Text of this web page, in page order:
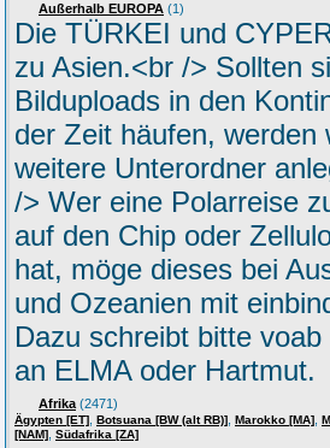
Außerhalb EUROPA (1)
Die TÜRKEI und
zu Asien.<br /> Sollten
Bilduploads in den
der Zeit häufen, werden
weitere Unterordner
/> Wer eine Polarreise
auf den Chip oder
hat, möge dieses bei
und Ozeanien mit
Dazu schreibt bitte
an ELMA oder Hartmut.
Afrika (2471)
Ägypten [ET] Botsuana [BW (alt RB)] Marokko [MA]
[NAM] Südafrika [ZA]